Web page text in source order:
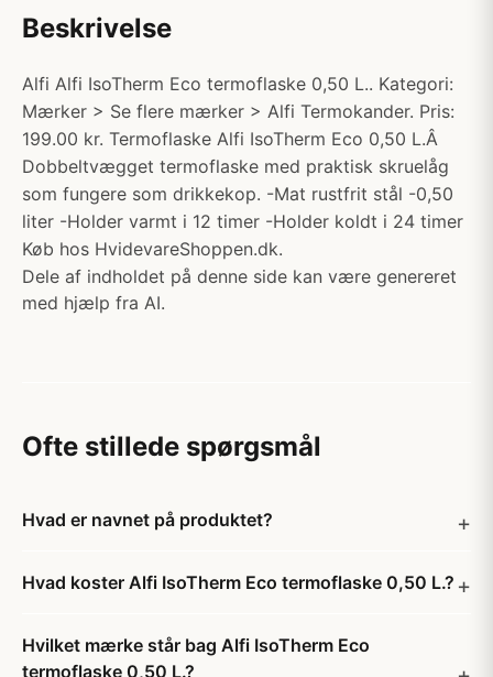
Beskrivelse
Alfi Alfi IsoTherm Eco termoflaske 0,50 L.. Kategori:
Mærker > Se flere mærker > Alfi Termokander. Pris:
199.00 kr. Termoflaske Alfi IsoTherm Eco 0,50 L.Â
Dobbeltvægget termoflaske med praktisk skruelåg
som fungere som drikkekop. -Mat rustfrit stål -0,50
liter -Holder varmt i 12 timer -Holder koldt i 24 timer
Køb hos HvidevareShoppen.dk.
Dele af indholdet på denne side kan være genereret
med hjælp fra AI.
Ofte stillede spørgsmål
Hvad er navnet på produktet?
Hvad koster Alfi IsoTherm Eco termoflaske 0,50 L.?
Hvilket mærke står bag Alfi IsoTherm Eco
termoflaske 0,50 L.?